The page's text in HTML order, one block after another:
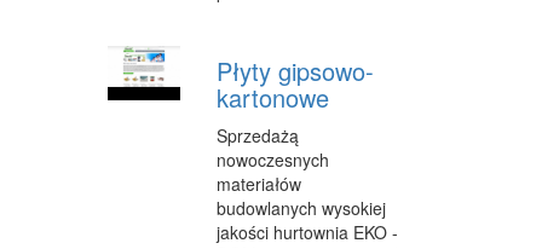
INFORMATYCZNE
FOTOGRAFIA
ADWOKACI, PORADY PRAWNE
Płyty gipsowo-
kartonowe
Sprzedażą
nowoczesnych
materiałów
budowlanych wysokiej
jakości hurtownia EKO -